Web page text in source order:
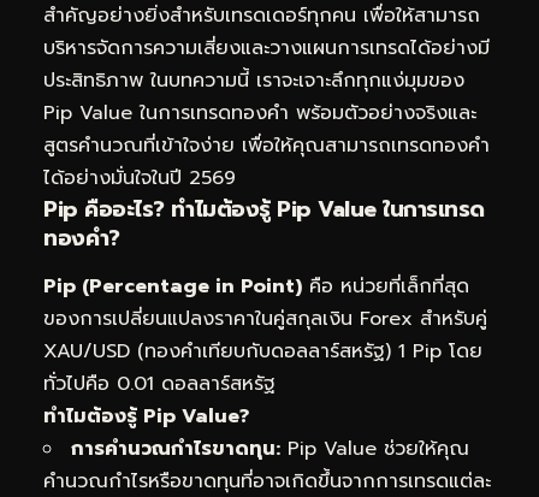
สำคัญอย่างยิ่งสำหรับเทรดเดอร์ทุกคน เพื่อให้สามารถ
บริหารจัดการความเสี่ยงและวางแผนการเทรดได้อย่างมี
ประสิทธิภาพ ในบทความนี้ เราจะเจาะลึกทุกแง่มุมของ
Pip Value ในการเทรดทองคำ พร้อมตัวอย่างจริงและ
สูตรคำนวณที่เข้าใจง่าย เพื่อให้คุณสามารถเทรดทองคำ
ได้อย่างมั่นใจในปี 2569
Pip คืออะไร? ทำไมต้องรู้ Pip Value ในการเทรด
ทองคำ?
Pip (Percentage in Point) คือ หน่วยที่เล็กที่สุด
ของการเปลี่ยนแปลงราคาในคู่สกุลเงิน Forex สำหรับคู่
XAU/USD (ทองคำเทียบกับดอลลาร์สหรัฐ) 1 Pip โดย
ทั่วไปคือ 0.01 ดอลลาร์สหรัฐ
ทำไมต้องรู้ Pip Value?
การคำนวณกำไรขาดทุน: Pip Value ช่วยให้คุณ
คำนวณกำไรหรือขาดทุนที่อาจเกิดขึ้นจากการเทรดแต่ละ